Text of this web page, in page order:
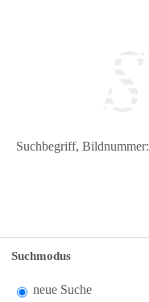
Suchbegriff, Bildnummer:
Suchmodus
neue Suche